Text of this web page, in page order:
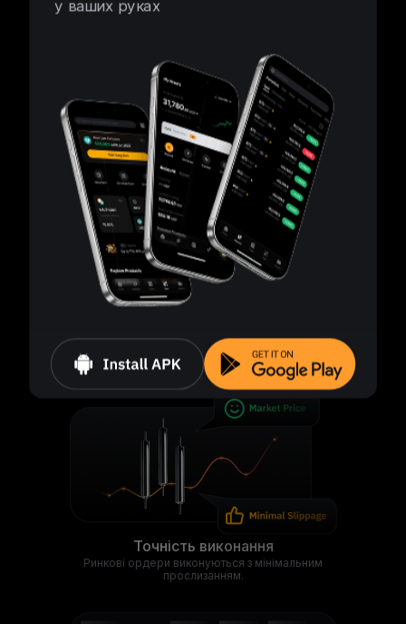
Інтелектуальний контроль ризиків
Ліквідація починається, коли рівень маржі падає
до 50%.
Керування кожною позицією здійснюється
окремо, навіть для одного активу.
Точність виконання
Ринкові ордери виконуються з мінімальним
прослизанням.
у ваших руках